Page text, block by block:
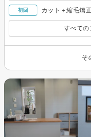
初回 カット＋縮毛矯
すべての
そ